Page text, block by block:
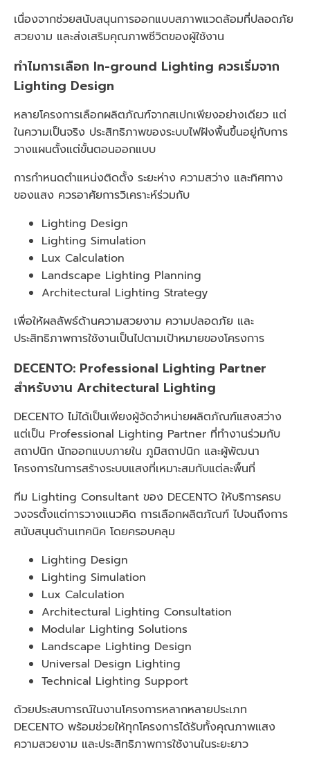
เนื่องจากช่วยสนับสนุนการออกแบบสภาพแวดล้อมที่ปลอดภัย
สวยงาม และส่งเสริมคุณภาพชีวิตของผู้ใช้งาน
ทำไมการเลือก In-ground Lighting ควรเริ่มจาก
Lighting Design
หลายโครงการเลือกผลิตภัณฑ์จากสเปกเพียงอย่างเดียว แต่
ในความเป็นจริง ประสิทธิภาพของระบบไฟฝังพื้นขึ้นอยู่กับการ
วางแผนตั้งแต่ขั้นตอนออกแบบ
การกำหนดตำแหน่งติดตั้ง ระยะห่าง ความสว่าง และทิศทาง
ของแสง ควรอาศัยการวิเคราะห์ร่วมกับ
Lighting Design
Lighting Simulation
Lux Calculation
Landscape Lighting Planning
Architectural Lighting Strategy
เพื่อให้ผลลัพธ์ด้านความสวยงาม ความปลอดภัย และ
ประสิทธิภาพการใช้งานเป็นไปตามเป้าหมายของโครงการ
DECENTO: Professional Lighting Partner
สำหรับงาน Architectural Lighting
DECENTO ไม่ได้เป็นเพียงผู้จัดจำหน่ายผลิตภัณฑ์แสงสว่าง
แต่เป็น Professional Lighting Partner ที่ทำงานร่วมกับ
สถาปนิก นักออกแบบภายใน ภูมิสถาปนิก และผู้พัฒนา
โครงการในการสร้างระบบแสงที่เหมาะสมกับแต่ละพื้นที่
ทีม Lighting Consultant ของ DECENTO ให้บริการครบ
วงจรตั้งแต่การวางแนวคิด การเลือกผลิตภัณฑ์ ไปจนถึงการ
สนับสนุนด้านเทคนิค โดยครอบคลุม
Lighting Design
Lighting Simulation
Lux Calculation
Architectural Lighting Consultation
Modular Lighting Solutions
Landscape Lighting Design
Universal Design Lighting
Technical Lighting Support
ด้วยประสบการณ์ในงานโครงการหลากหลายประเภท
DECENTO พร้อมช่วยให้ทุกโครงการได้รับทั้งคุณภาพแสง
ความสวยงาม และประสิทธิภาพการใช้งานในระยะยาว